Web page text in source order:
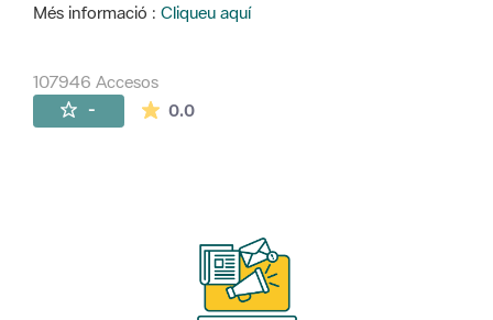
Més informació : Cliqueu aquí
107946 Accesos
- 0.0La valoración media es de 0 estrellas de